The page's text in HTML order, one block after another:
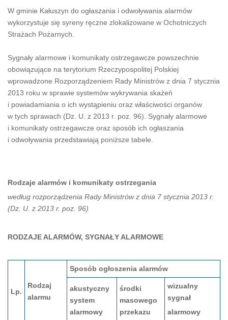
W gminie Kałuszyn do ogłaszania i odwoływania alarmów
wykorzystuje się syreny ręczne zlokalizowane w Ochotniczych
Strażach Pożarnych.
Sygnały alarmowe i komunikaty ostrzegawcze powszechnie
obowiązujące na terytorium Rzeczypospolitej Polskiej
wprowadzone Rozporządzeniem Rady Ministrów z dnia 7 stycznia
2013 roku w sprawie systemów wykrywania skażeń
i powiadamiania o ich wystąpieniu oraz właściwości organów
w tych sprawach (Dz. U. z 2013 r. poz. 96). Sygnały alarmowe
i komunikaty ostrzegawcze oraz sposób ich ogłaszania
i odwoływania przedstawiają poniższe tabele.
Rodzaje alarmów i komunikaty ostrzegania
według rozporządzenia Rady Ministrów z dnia 7 stycznia 2013 r.
(Dz. U. z 2013 r. poz. 96)
RODZAJE ALARMÓW, SYGNAŁY ALARMOWE
Lp.
Rodzaj
alarmu
Sposób ogłoszenia alarmów
akustyczny
system
alarmowy
środki
masowego
przekazu
wizualny
sygnał
alarmowy